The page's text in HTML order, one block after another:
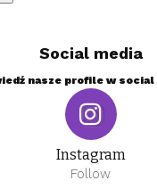
Social media
nasze profile w social
Instagram
Follow